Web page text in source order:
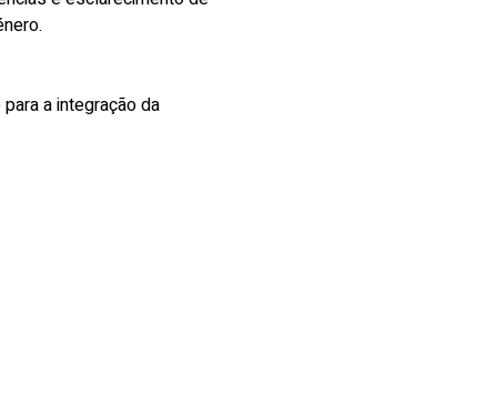
a integração da